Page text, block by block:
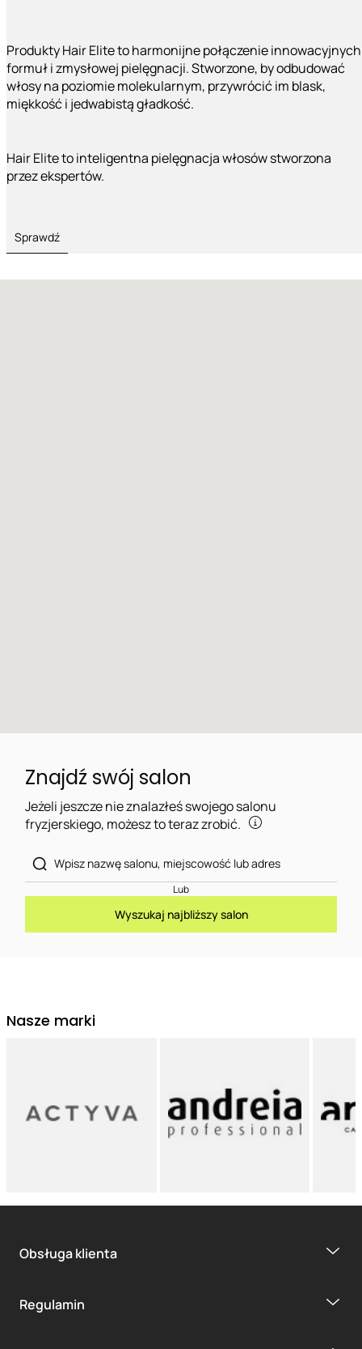
Produkty Hair Elite to harmonijne połączenie innowacyjnych
formuł i zmysłowej pielęgnacji. Stworzone, by odbudować
włosy na poziomie molekularnym, przywrócić im blask,
miękkość i jedwabistą gładkość.
Hair Elite to inteligentna pielęgnacja włosów stworzona
przez ekspertów.
Sprawdź
Znajdź swój salon
Jeżeli jeszcze nie znalazłeś swojego salonu
fryzjerskiego, możesz to teraz zrobić.
Lub
Wyszukaj najbliższy salon
Nasze marki
Obsługa klienta
Regulamin